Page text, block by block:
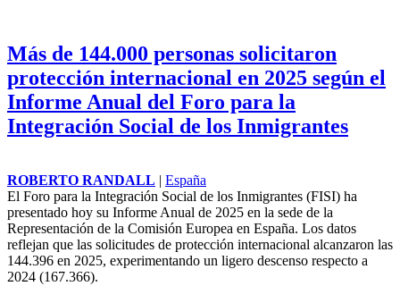
Más de 144.000 personas solicitaron
protección internacional en 2025 según el
Informe Anual del Foro para la
Integración Social de los Inmigrantes
ROBERTO RANDALL | España
El Foro para la Integración Social de los Inmigrantes (FISI) ha
presentado hoy su Informe Anual de 2025 en la sede de la
Representación de la Comisión Europea en España. Los datos
reflejan que las solicitudes de protección internacional alcanzaron las
144.396 en 2025, experimentando un ligero descenso respecto a
2024 (167.366).